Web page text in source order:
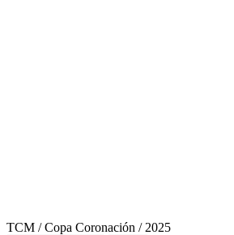
TCM /Copa Coronación / 2025